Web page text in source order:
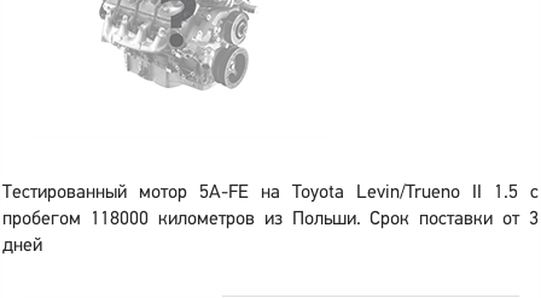
Тестированный мотор 5A-FE на Toyota Levin/Trueno II 1.5 с
пробегом 118000 километров из Польши. Срок поставки от 3
дней